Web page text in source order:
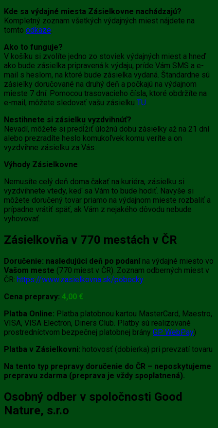
Kde sa výdajné miesta Zásielkovne nachádzajú?
Kompletný zoznam všetkých výdajných miest nájdete na
tomto odkaze.
Ako to funguje?
V košíku si zvolíte jedno zo stoviek výdajných miest a hneď
ako bude zásielka pripravená k výdaju, príde Vám SMS a e-
mail s heslom, na ktoré bude zásielka vydaná. Štandardne sú
zásielky doručované na druhý deň a počkajú na výdajnom
mieste 7 dní. Pomocou trasovacieho čísla, ktoré obdržíte na
e-mail, môžete sledovať vašu zásielku TU.
Nestihnete si zásielku vyzdvihnúť?
Nevadí, môžete si predĺžiť úložnú dobu zásielky až na 21 dní
alebo prezradíte heslo komukoľvek komu veríte a on
vyzdvihne zásielku za Vás.
Výhody Zásielkovne
Nemusíte celý deň doma čakať na kuriéra, zásielku si
vyzdvihnete vtedy, keď sa Vám to bude hodiť. Navyše si
môžete doručený tovar priamo na výdajnom mieste rozbaliť a
prípadne vrátiť späť, ak Vám z nejakého dôvodu nebude
vyhovovať.
Zásielkovňa v 770 mestách v ČR
Doručenie: nasledujúci deň po podanína výdajné miesto vo
Vašom meste (770 miest v ČR). Zoznam odberných miest v
ČR: https://www.zasielkovna.sk/pobocky
Cena prepravy: 4,00 €
Platba Online: Platba platobnou kartou MasterCard, Maestro,
VISA, VISA Electron, Diners Club. Platby sú realizované
prostredníctvom bezpečnej platobnej brány GP WebPay)
Platba v Zásielkovni: hotovosť (dobierka) pri prevzatí tovaru
Na tento typ prepravy doručenie do ČR – neposkytujeme
prepravu zdarma (preprava je vždy spoplatnená).
Osobný odber v spoločnosti Good
Nature, s.r.o